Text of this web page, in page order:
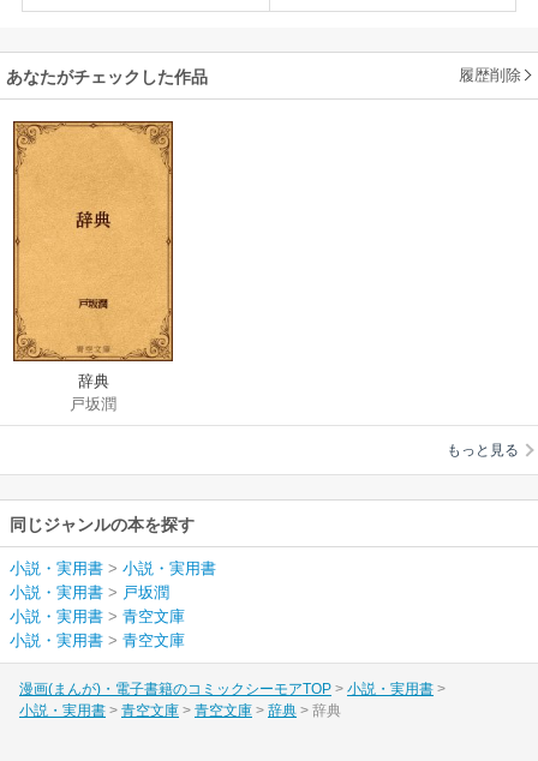
あなたがチェックした作品 履歴削除
辞典
戸坂潤
もっと見る
同じジャンルの本を探す
小説・実用書 > 小説・実用書
小説・実用書 > 戸坂潤
小説・実用書 > 青空文庫
小説・実用書 > 青空文庫
漫画(まんが)・電子書籍のコミックシーモアTOP
小説・実用書
小説・実用書
青空文庫 青空文庫 辞典 辞典